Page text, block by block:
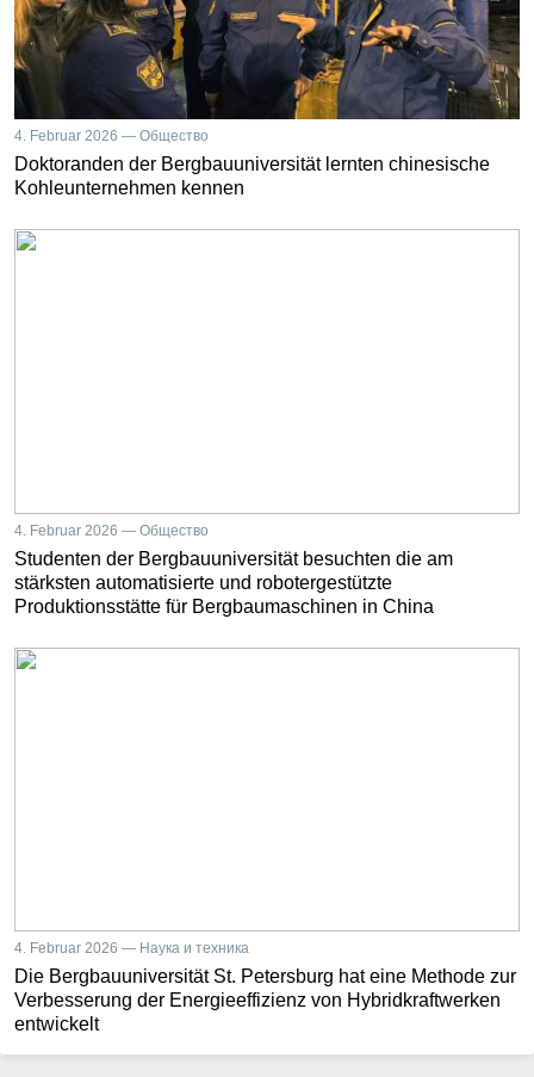
4. Februar 2026 — Общество
Doktoranden der Bergbauuniversität lernten chinesische
Kohleunternehmen kennen
4. Februar 2026 — Общество
Studenten der Bergbauuniversität besuchten die am
stärksten automatisierte und robotergestützte
Produktionsstätte für Bergbaumaschinen in China
4. Februar 2026 — Наука и техника
Die Bergbauuniversität St. Petersburg hat eine Methode zur
Verbesserung der Energieeffizienz von Hybridkraftwerken
entwickelt